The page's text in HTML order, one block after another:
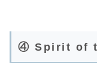
④ Spirit of